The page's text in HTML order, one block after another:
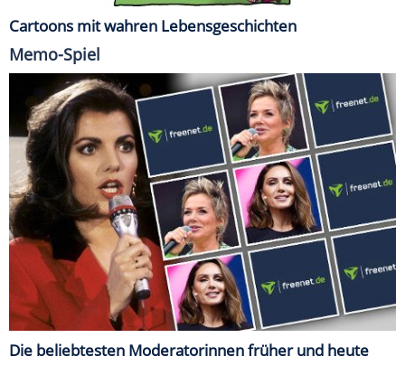
Cartoons mit wahren Lebensgeschichten
Memo-Spiel
Die beliebtesten Moderatorinnen früher und heute